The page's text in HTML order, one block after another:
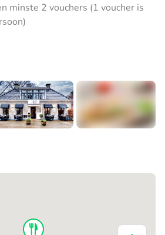
minste 2 vouchers (1 voucher is